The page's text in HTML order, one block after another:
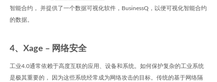
智能合约， 并提供了一个数据可视化软件，BusinessQ，以便可视化智能合约
的数据。
4、Xage – 网络安全
工业4.0通常依赖于高度互联的应用、设备和系统。如何保护复杂的工业系统
是极其重要的， 因为这些系统经常成为网络攻击的目标。传统的基于网络隔